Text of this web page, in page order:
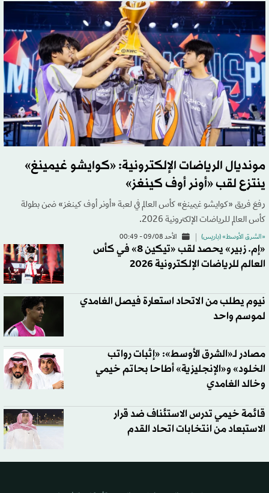
مونديال الرياضات الإلكترونية: «كوايشو غيمينغ»
ينتزع لقب «أونر أوف كينغز»
رفعَ فريق «كوايشو غيمينغ» كأس العالم في لعبة «أونر أوف كينغز» ضمن بطولة
كأس العالم للرياضات الإلكترونية 2026.
«الشرق الأوسط» (باريس) الأحد 09/08 - 00:49
«إم. زبير» يحصد لقب «تيكين 8» في كأس
العالم للرياضات الإلكترونية 2026
نيوم يطلب من الاتحاد استعارة فيصل الغامدي
لموسم واحد
مصادر لـ«الشرق الأوسط»: «إثبات رواتب
الخلود» و«الإنجليزية» أطاحا بحاتم خيمي
وخالد الغامدي
قائمة خيمي تدرس الاستئناف ضد قرار
الاستبعاد من انتخابات اتحاد القدم